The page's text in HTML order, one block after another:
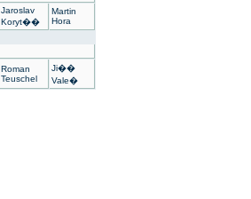
Jaroslav
Koryt��
Martin
Hora
Roman
Teuschel
Ji��
Vale�